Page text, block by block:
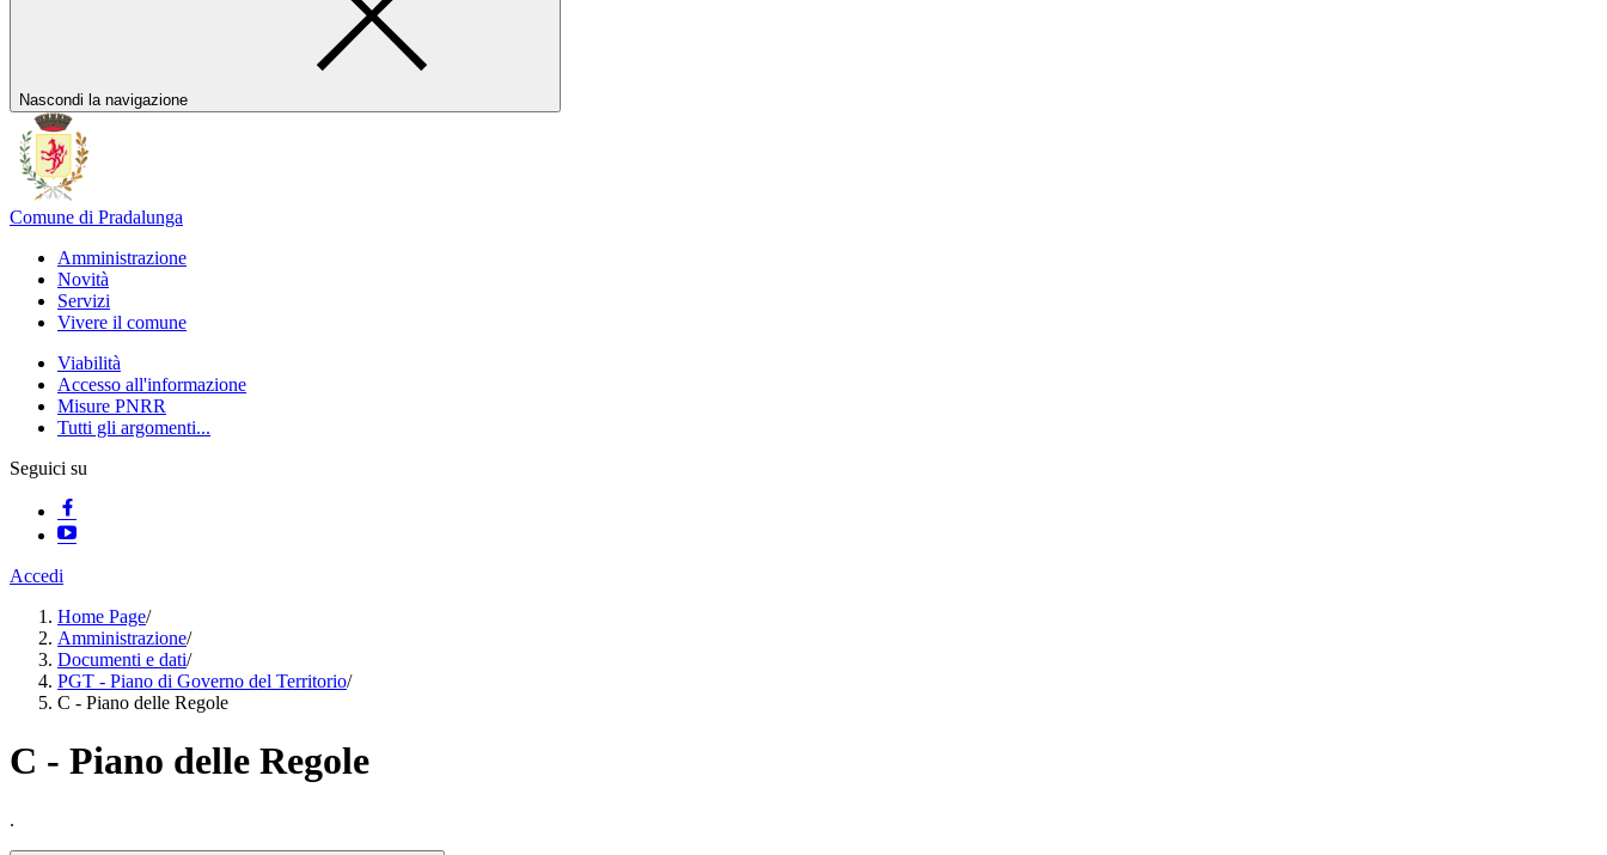
Nascondi la navigazione
Comune di Pradalunga
Amministrazione
Novità
Servizi
Vivere il comune
Viabilità
Accesso all'informazione
Misure PNRR
Tutti gli argomenti...
Seguici su
Accedi
Home Page/
Amministrazione/
Documenti e dati/
PGT - Piano di Governo del Territorio/
C - Piano delle Regole
C - Piano delle Regole
.